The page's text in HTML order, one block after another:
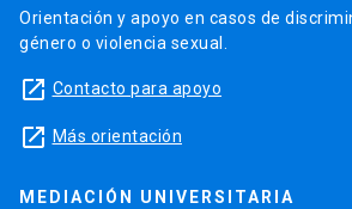
Orientación y apoyo en casos de
género o violencia sexual.
launch Contacto para apoyo
launch Más orientación
MEDIACIÓN UNIVERSITARIA